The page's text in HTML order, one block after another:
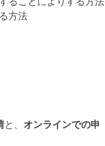
方法
と、 オンラインでの申